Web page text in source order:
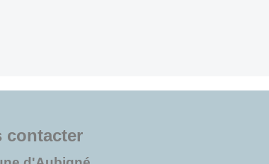
contacter